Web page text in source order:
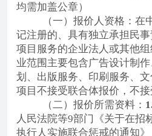
均需加盖公章）
（一）报价人资格： 在
记注册的、具有独立承担民
项目服务的企业法人或其他
业范围主要包含广告设计制
划、出版服务、印刷服务、
项目不接受联合体报价，不接
（二）报价所需资料：
人民法院等9部门《关于在招
执行人实施联合惩戒的通知》